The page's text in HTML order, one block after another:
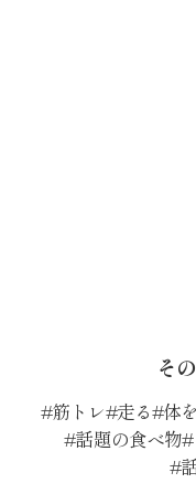
そ
筋トレ 走る 体
話題の食べ物